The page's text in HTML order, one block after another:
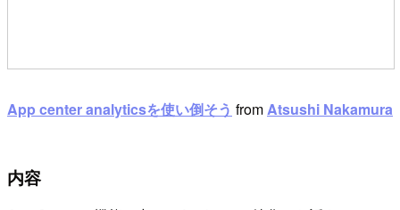
App center analyticsを使い倒そう fromAtsushi Nakamura
内容